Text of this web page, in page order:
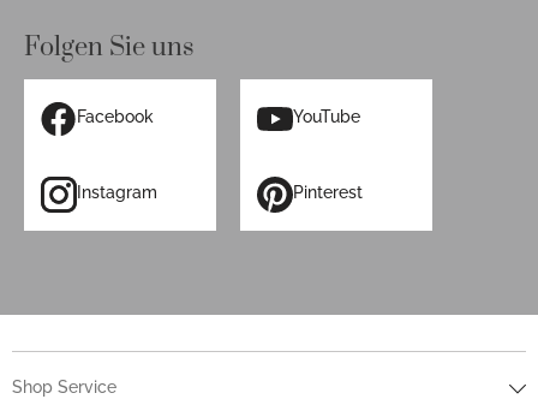
Folgen Sie uns
Facebook YouTube
Instagram Pinterest
Shop Service